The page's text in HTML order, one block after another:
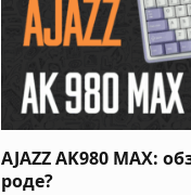
AJAZZ AK980 MAX:
роде?